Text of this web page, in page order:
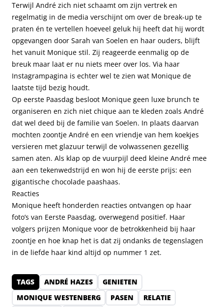
Terwijl André zich niet schaamt om zijn vertrek en
regelmatig in de media verschijnt om over de break-up te
praten én te vertellen hoeveel geluk hij heeft dat hij wordt
opgevangen door Sarah van Soelen en haar ouders, blijft
het vanuit Monique stil. Zij reageerde eenmalig op de
breuk maar laat er nu niets meer over los. Via haar
Instagrampagina is echter wel te zien wat Monique de
laatste tijd bezig houdt.
Op eerste Paasdag besloot Monique geen luxe brunch te
organiseren en zich niet chique aan te kleden zoals André
dat wel deed bij de familie van Soelen. In plaats daarvan
mochten zoontje André en een vriendje van hem koekjes
versieren met glazuur terwijl de volwassenen gezellig
samen aten. Als klap op de vuurpijl deed kleine André mee
aan een tekenwedstrijd en won hij de eerste prijs: een
gigantische chocolade paashaas.
Reacties
Monique heeft honderden reacties ontvangen op haar
foto’s van Eerste Paasdag, overwegend positief. Haar
volgers prijzen Monique voor de betrokkenheid bij haar
zoontje en hoe knap het is dat zij ondanks de tegenslagen
in de liefde haar kind altijd op nummer 1 zet.
TAGS ANDRÉ HAZES
GENIETEN
MONIQUE WESTENBERG
PASEN
RELATIE